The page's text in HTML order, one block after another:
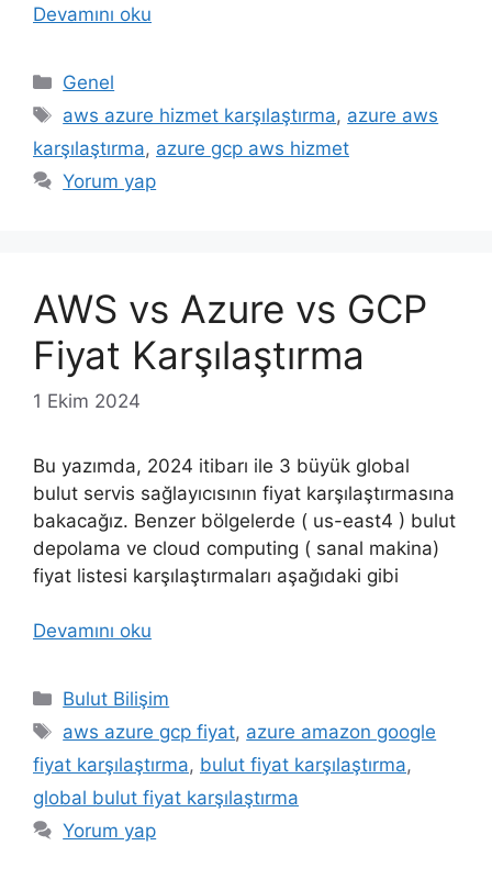
Devamını oku
Kategoriler
Genel
Etiketler
aws azure hizmet karşılaştırma, azure aws
karşılaştırma, azure gcp aws hizmet
Yorum yap
AWS vs Azure vs GCP
Fiyat Karşılaştırma
1 Ekim 2024
Bu yazımda, 2024 itibarı ile 3 büyük global
bulut servis sağlayıcısının fiyat karşılaştırmasına
bakacağız. Benzer bölgelerde ( us-east4 ) bulut
depolama ve cloud computing ( sanal makina)
fiyat listesi karşılaştırmaları aşağıdaki gibi
Devamını oku
Kategoriler
Bulut Bilişim
Etiketler
aws azure gcp fiyat, azure amazon google
fiyat karşılaştırma, bulut fiyat karşılaştırma,
global bulut fiyat karşılaştırma
Yorum yap